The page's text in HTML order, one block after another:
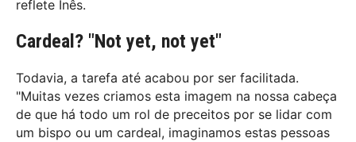
reflete Inês.
Cardeal? "Not yet, not yet"
Todavia, a tarefa até acabou por ser facilitada.
"Muitas vezes criamos esta imagem na nossa cabeça
de que há todo um rol de preceitos por se lidar com
um bispo ou um cardeal, imaginamos estas pessoas